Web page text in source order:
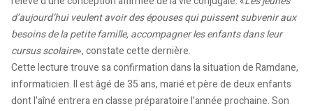
d’aujourd’hui veulent avoir des épouses qui puissent subvenir aux
besoins de la petite famille, accompagner les enfants dans leur
cursus scolaire», constate cette dernière.
Cette lecture trouve sa confirmation dans la situation de Ramdane,
informaticien. Il est âgé de 35 ans, marié et père de deux enfants
dont l’aîné entrera en classe préparatoire l’année prochaine. Son